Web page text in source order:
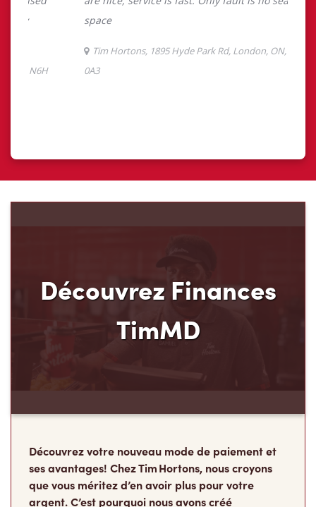
TimMD
ses avantages! Chez Tim Hortons, nous croyons
que vous méritez d’en avoir plus pour votre
argent. C’est pourquoi nous avons créé
Finances TimMD. Avec la Carte de crédit TimMD,